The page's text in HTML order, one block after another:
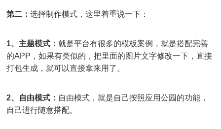
第二： 选择制作模式，这里着重说一下：
1、主题模式： 就是平台有很多的模板案例，就是搭配完善
的APP，如果有类似的，把里面的图片文字修改一下，直接
打包生成，就可以直接拿来用了。
2、自由模式： 自由模式，就是自己按照应用公园的功能，
自己进行随意搭配。